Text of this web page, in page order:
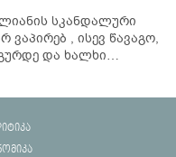
სკანდალური
ვაპირებ , ისევ წავაგო,
და ხალხი
სკამებს